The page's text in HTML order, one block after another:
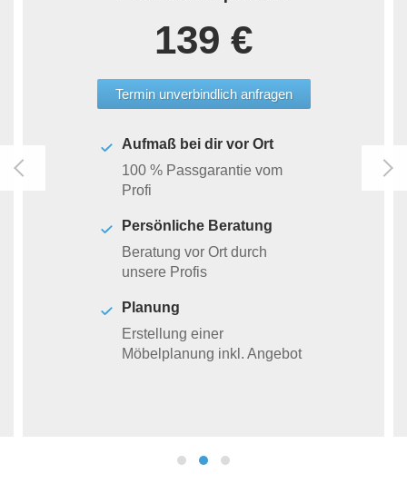
139 €
Termin unverbindlich anfragen
Aufmaß bei dir vor Ort
100 % Passgarantie vom
Profi
Persönliche Beratung
Beratung vor Ort durch
unsere Profis
Planung
Erstellung einer
Möbelplanung inkl. Angebot